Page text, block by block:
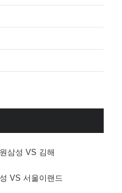
삼성 VS 김해
VS 서울이랜드